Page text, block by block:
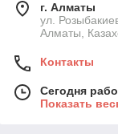
г. Алматы
ул.
Алматы,
Контакты
Сегодня
Показать